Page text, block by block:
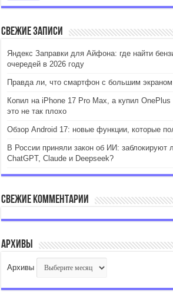
Свежие записи
Яндекс Заправки для Айфона: где найти
очередей в 2026 году
Правда ли, что смартфон с большим
Копил на iPhone 17 Pro Max, а купил
это не так плохо
Обзор Android 17: новые функции, которые
В России приняли закон об ИИ: заблокируют
ChatGPT, Claude и Deepseek?
Свежие комментарии
Архивы
Архивы